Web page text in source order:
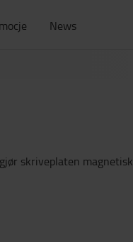
News
skriveplaten magnetisk